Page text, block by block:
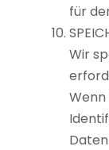
für
Wir